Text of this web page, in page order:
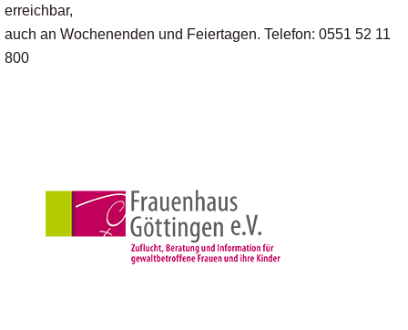
erreichbar,
auch an Wochenenden und Feiertagen. Telefon: 0551 52 11
800